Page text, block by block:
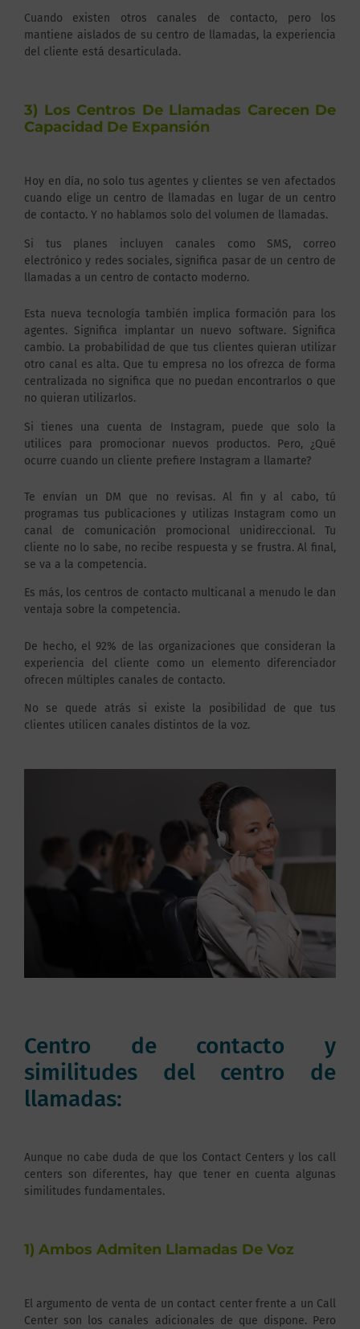
Cuando existen otros canales de contacto, pero los
mantiene aislados de su centro de llamadas, la experiencia
del cliente está desarticulada.
3) Los Centros De Llamadas Carecen De
Capacidad De Expansión
Hoy en día, no solo tus agentes y clientes se ven afectados
cuando elige un centro de llamadas en lugar de un centro
de contacto. Y no hablamos solo del volumen de llamadas.
Si tus planes incluyen canales como SMS, correo
electrónico y redes sociales, significa pasar de un centro de
llamadas a un centro de contacto moderno.
Esta nueva tecnología también implica formación para los
agentes. Significa implantar un nuevo software. Significa
cambio. La probabilidad de que tus clientes quieran utilizar
otro canal es alta. Que tu empresa no los ofrezca de forma
centralizada no significa que no puedan encontrarlos o que
no quieran utilizarlos.
Si tienes una cuenta de Instagram, puede que solo la
utilices para promocionar nuevos productos. Pero, ¿Qué
ocurre cuando un cliente prefiere Instagram a llamarte?
Te envían un DM que no revisas. Al fin y al cabo, tú
programas tus publicaciones y utilizas Instagram como un
canal de comunicación promocional unidireccional. Tu
cliente no lo sabe, no recibe respuesta y se frustra. Al final,
se va a la competencia.
Es más, los centros de contacto multicanal a menudo le dan
ventaja sobre la competencia.
De hecho, el 92% de las organizaciones que consideran la
experiencia del cliente como un elemento diferenciador
ofrecen múltiples canales de contacto.
No se quede atrás si existe la posibilidad de que tus
clientes utilicen canales distintos de la voz.
Centro de contacto y
similitudes del centro de
llamadas:
Aunque no cabe duda de que los Contact Centers y los call
centers son diferentes, hay que tener en cuenta algunas
similitudes fundamentales.
1) Ambos Admiten Llamadas De Voz
El argumento de venta de un contact center frente a un Call
Center son los canales adicionales de que dispone. Pero